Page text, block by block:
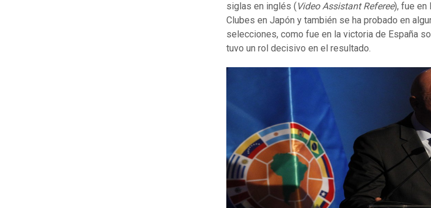
siglas en inglés ( Video Assistant Referee), fue en
Clubes en Japón y también se ha probado en
selecciones, como fue en la victoria de España
tuvo un rol decisivo en el resultado.